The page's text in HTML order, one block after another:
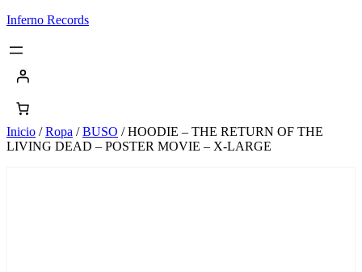
Saltar
contenido
Inferno Records
Inicio /Ropa /BUSO / HOODIE – THE RETURN OF THE
LIVING DEAD – POSTER MOVIE – X-LARGE